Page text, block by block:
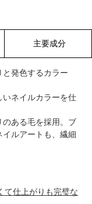
主要成分
と発色するカラー
いネイルカラーを仕
ある毛を採用。ブ
ルアートも、繊細
て仕上がりも完璧な